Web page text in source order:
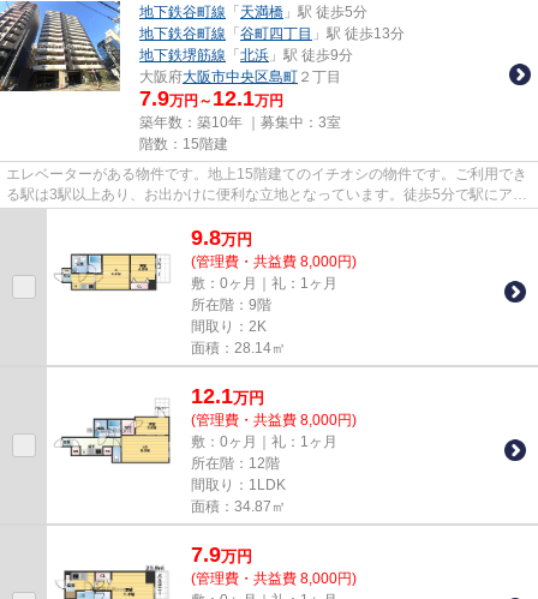
地下鉄谷町線 「 天満橋 」駅 徒歩5分
地下鉄谷町線 「 谷町四丁目 」駅 徒歩13分
地下鉄堺筋線 「 北浜 」駅 徒歩9分
大阪府大阪市中央区島町 ２丁目
7.9万円～ 12.1万円
築年数：築10年 ｜募集中： 3室
階数：15階建
エレベーターがある物件です。地上15階建てのイチオシの物件です。ご利用でき
る駅は3駅以上あり、お出かけに便利な立地となっています。徒歩5分で駅にアク
9.8万円
(管理費・共益費 8,000円)
敷：0ヶ月｜礼：1ヶ月
所在階：9階
間取り：2K
面積：28.14㎡
12.1万円
(管理費・共益費 8,000円)
敷：0ヶ月｜礼：1ヶ月
所在階：12階
間取り：1LDK
面積：34.87㎡
7.9万円
(管理費・共益費 8,000円)